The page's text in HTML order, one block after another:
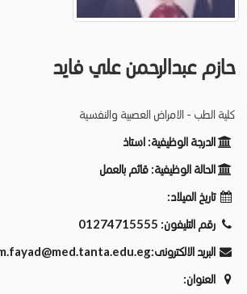
حازم عبدالرحمن علي فايد
كلية الطب - الامراض العصبية والنفسية
الدرجة الوظيفية: استاذ
الحالة الوظيفية: قائم بالعمل
تاريخ الميلاد:
رقم التليفون: 01274715555
البريد الالكترونى:
العنوان: